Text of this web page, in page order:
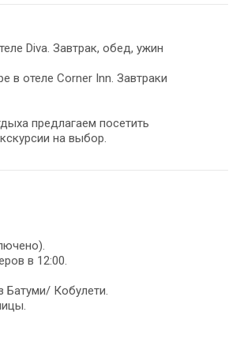
Diva. Завтрак, обед, ужин
в отеле Corner Inn. Завтраки
предлагаем посетить
на выбор.
в 12:00.
Батуми/ Кобулети.